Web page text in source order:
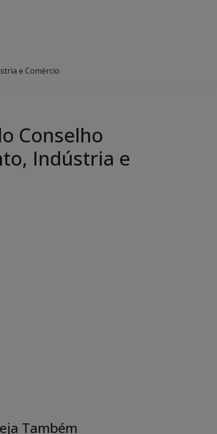
e Comércio
Conselho
Indústria e
Também